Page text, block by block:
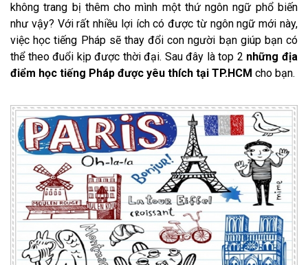
không trang bị thêm cho mình một thứ ngôn ngữ phổ biến
như vậy? Với rất nhiều lợi ích có được từ ngôn ngữ mới này,
việc học tiếng Pháp sẽ thay đổi con người bạn giúp bạn có
thể theo đuổi kịp được thời đại. Sau đây là top 2 những địa
điểm học tiếng Pháp được yêu thích tại TP.HCM cho bạn.